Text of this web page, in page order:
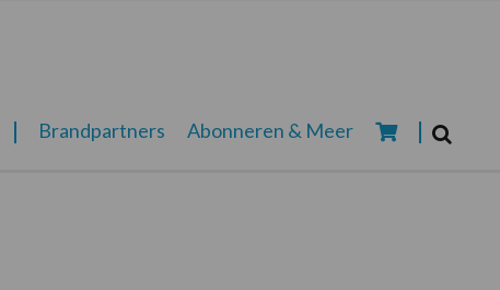
Brandpartners Abonneren & Meer